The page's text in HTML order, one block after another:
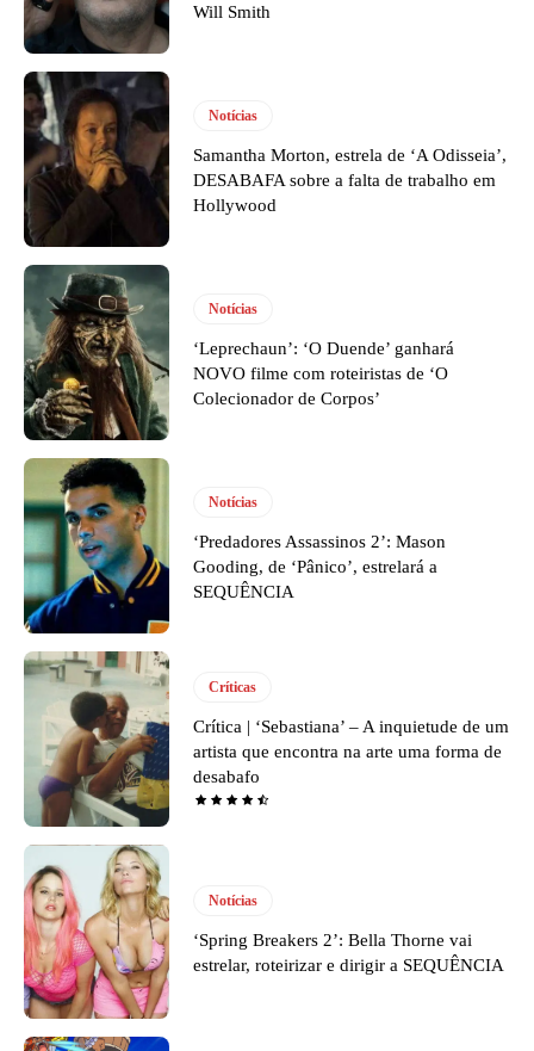
Will Smith
Notícias
Samantha Morton, estrela de ‘A Odisseia’,
DESABAFA sobre a falta de trabalho em
Hollywood
Notícias
‘Leprechaun’: ‘O Duende’ ganhará
NOVO filme com roteiristas de ‘O
Colecionador de Corpos’
Notícias
‘Predadores Assassinos 2’: Mason
Gooding, de ‘Pânico’, estrelará a
SEQUÊNCIA
Críticas
Crítica | ‘Sebastiana’ – A inquietude de um
artista que encontra na arte uma forma de
desabafo
Notícias
‘Spring Breakers 2’: Bella Thorne vai
estrelar, roteirizar e dirigir a SEQUÊNCIA